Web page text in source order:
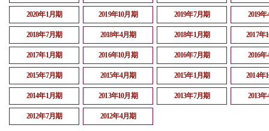
2020年1月期 2019年10月期 2019年7月期 2019
2018年7月期 2018年4月期 2018年1月期 2017年
2017年1月期 2016年10月期 2016年7月期 2016
2015年7月期 2015年4月期 2015年1月期 2014年
2014年1月期 2013年10月期 2013年7月期 2013
2012年7月期 2012年4月期